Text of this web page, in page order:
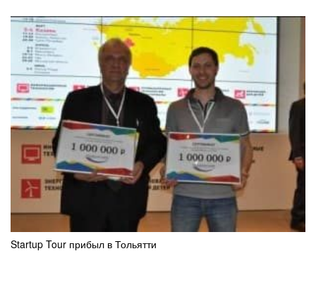
Startup Tour прибыл в Тольятти